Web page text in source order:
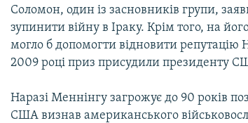
Соломон, один із засновників групи,
зупинити війну в Іраку. Крім того, на
могло б допомогти відновити репутацію
2009 році приз присудили президенту
Наразі Меннінгу загрожує до 90 років
США визнав американського